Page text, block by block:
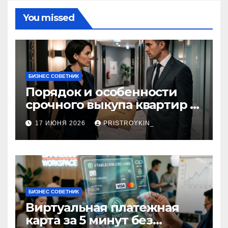
You missed
БИЗНЕС СОВЕТНИК
Порядок и особенности
срочного выкупа квартир в
срок 1–3 дня
17 ИЮНЯ 2026 PRISTROYKIN_
БИЗНЕС СОВЕТНИК
Виртуальная платежная
карта за 5 минут без